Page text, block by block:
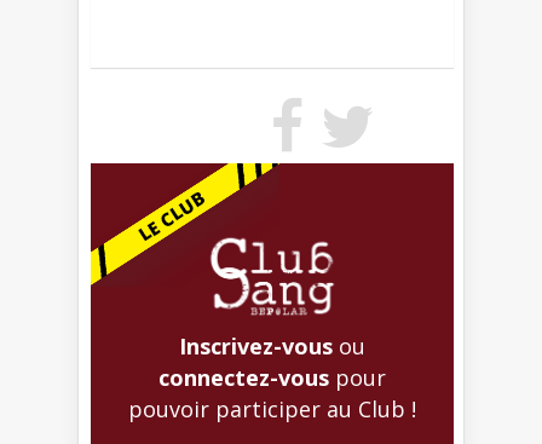
Inscrivez-vous ou
connectez-vous pour
pouvoir participer au Club !